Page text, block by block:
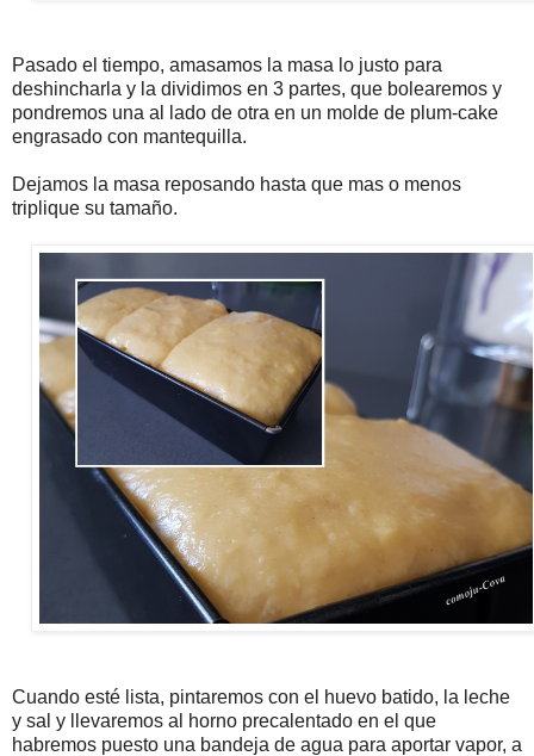
Pasado el tiempo, amasamos la masa lo justo para
deshincharla y la dividimos en 3 partes, que bolearemos y
pondremos una al lado de otra en un molde de plum-cake
engrasado con mantequilla.
Dejamos la masa reposando hasta que mas o menos
triplique su tamaño.
Cuando esté lista, pintaremos con el huevo batido, la leche
y sal y llevaremos al horno precalentado en el que
habremos puesto una bandeja de agua para aportar vapor, a